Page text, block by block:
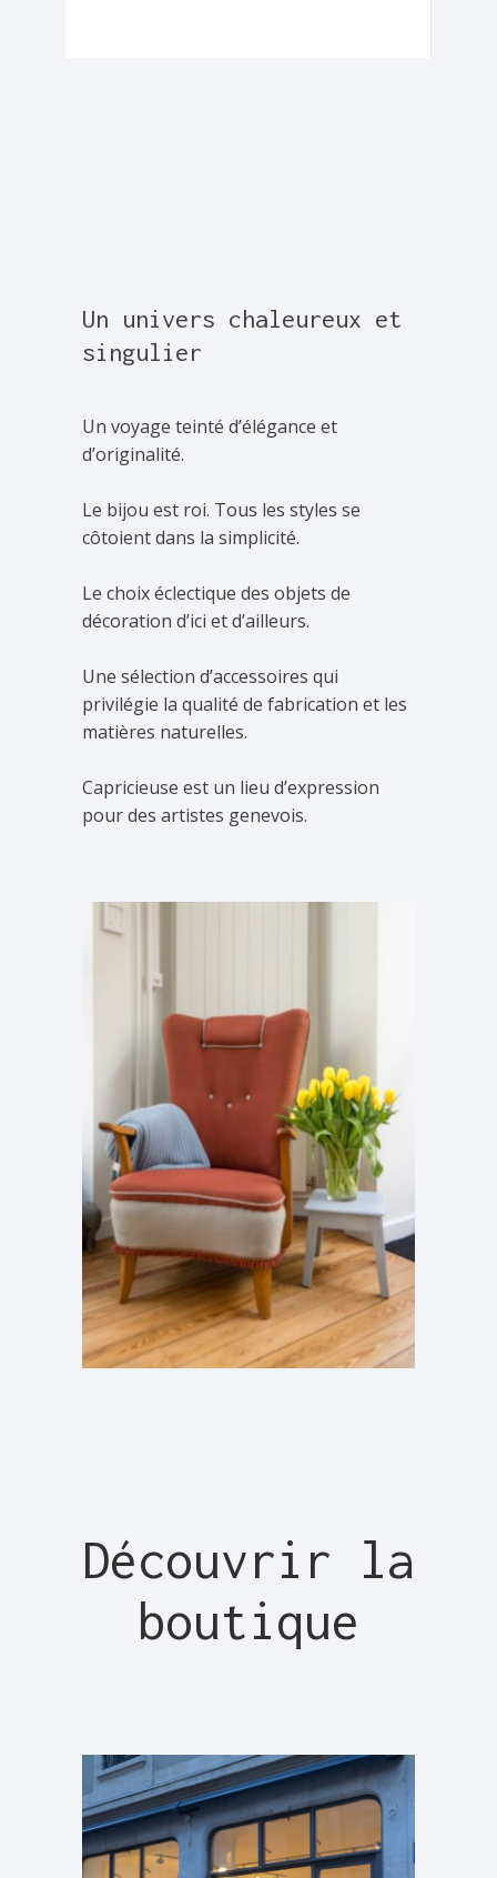
Un univers chaleureux et
singulier
Un voyage teinté d’élégance et
d’originalité.
Le bijou est roi. Tous les styles se
côtoient dans la simplicité.
Le choix éclectique des objets de
décoration d’ici et d’ailleurs.
Une sélection d’accessoires qui
privilégie la qualité de fabrication et les
matières naturelles.
Capricieuse est un lieu d’expression
pour des artistes genevois.
Découvrir la
boutique